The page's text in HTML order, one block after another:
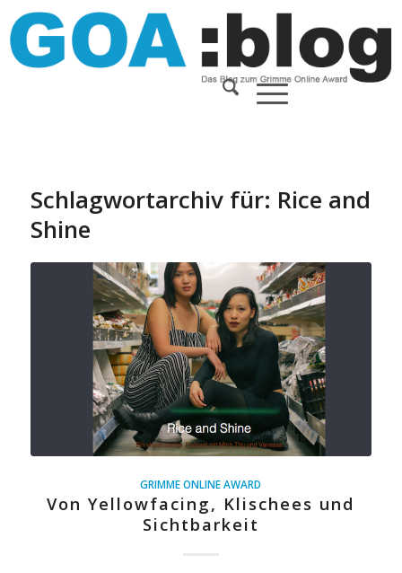
Schlagwortarchiv für: Rice and
Shine
GRIMME ONLINE AWARD
Von Yellowfacing, Klischees und
Sichtbarkeit